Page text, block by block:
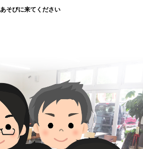
あそびに来てください